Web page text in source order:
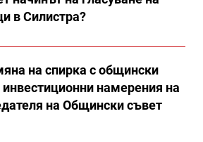
в Силистра?
на спирка с общински
намерения на
на Общински съвет